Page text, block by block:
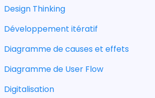
Design Thinking
Développement itératif
Diagramme de causes et effets
Diagramme de User Flow
Digitalisation